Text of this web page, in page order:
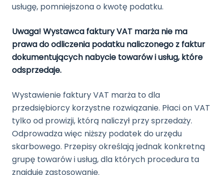
usługę, pomniejszona o kwotę podatku.
Uwaga! Wystawca faktury VAT marża nie ma
prawa do odliczenia podatku naliczonego z faktur
dokumentujących nabycie towarów i usług, które
odsprzedaje.
Wystawienie faktury VAT marża to dla
przedsiębiorcy korzystne rozwiązanie. Płaci on VAT
tylko od prowizji, którą naliczył przy sprzedaży.
Odprowadza więc niższy podatek do urzędu
skarbowego. Przepisy określają jednak konkretną
grupę towarów i usług, dla których procedura ta
znajduje zastosowanie.